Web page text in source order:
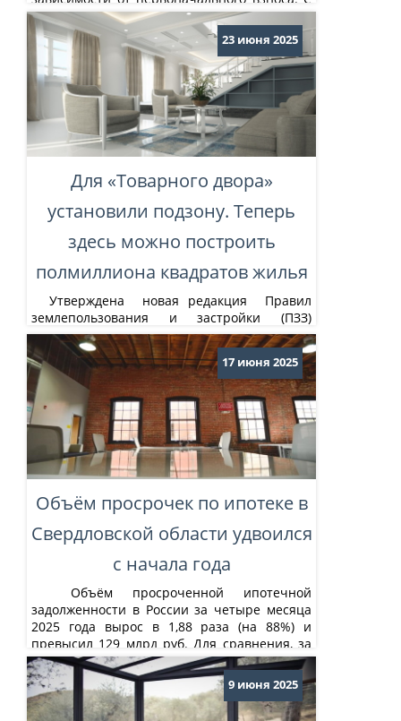
указанной даты минимальная ставка на
покупку новостройки в Сбере составит
21,4%, на покупку вторичного жилья – 21,8%.
Кроме того, вводится скидка 1 п.п. на...
Для «Товарного двора»
установили подзону. Теперь
здесь можно построить
полмиллиона квадратов жилья
23 июня 2025
Утверждена новая редакция Правил
землепользования и застройки (ПЗЗ)
Екатеринбурга. В новой редакции
установлена подзона №76 для территории
бывшего грузового двора станции
Екатеринбург-Товарный в микрорайоне
Вокзальный. Подзона занимает территорию
около 10 гектаров. Она разделена на 15
частей, для каждой из которых установлен
лимит жилищной застройки. Всего на
территории подзоны можно...
Объём просрочек по ипотеке в
Свердловской области удвоился
с начала года
17 июня 2025
Объём просроченной ипотечной
задолженности в России за четыре месяца
2025 года вырос в 1,88 раза (на 88%) и
превысил 129 млрд руб. Для сравнения, за
весь 2024 год накопленный объём
проблемных кредитов увеличился только на
9%. То есть в нынешнем году темпы роста
данного показателя выросли в 30 раз....
9 июня 2025